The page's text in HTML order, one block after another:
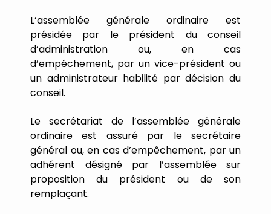
L’assemblée générale ordinaire
est
présidée
par le président du
conseil
d’administration ou, en
cas
d’empêchement, par un vice-président ou
un administrateur habilité par décision du
conseil.
Le secrétariat de l’assemblée
générale
ordinaire
est assuré par le
secrétaire
général ou, en cas d’empêchement, par un
adhérent
désigné par l’assemblée
sur
proposition
du président ou de
son
remplaçant.